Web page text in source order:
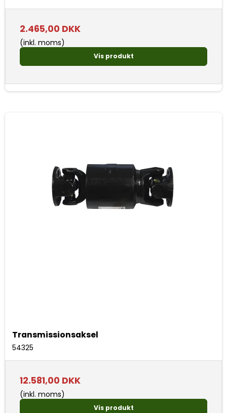
2.465,00 DKK
(inkl. moms)
Vis produkt
Transmissionsaksel
54325
12.581,00 DKK
(inkl. moms)
Vis produkt